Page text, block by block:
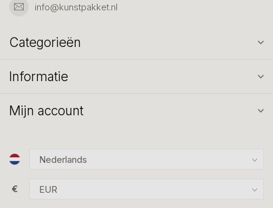
info@kunstpakket.nl
Categorieën
Informatie
Mijn account
€